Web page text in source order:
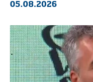
05.08.2026